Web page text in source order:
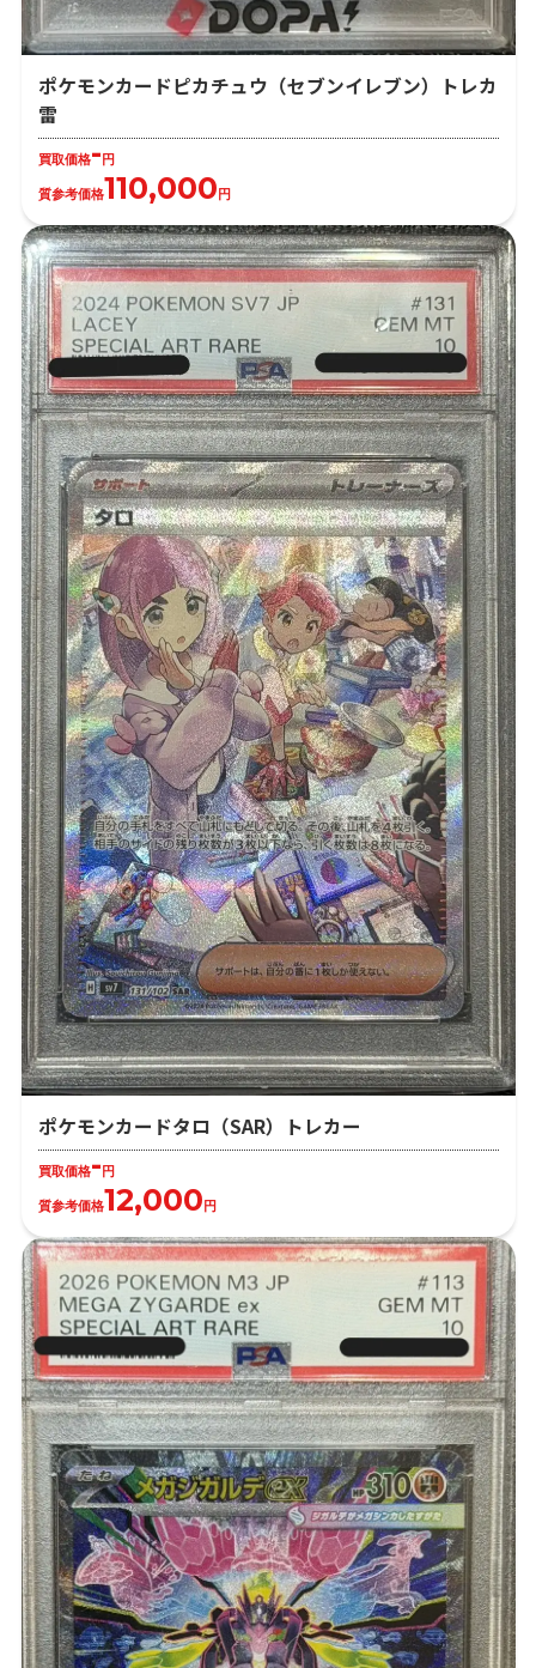
ポケモンカードピカチュウ（セブンイレブン）トレカ
雷
買取価格-円
質参考価格110,000円
ポケモンカードタロ（SAR）トレカー
買取価格-円
質参考価格12,000円